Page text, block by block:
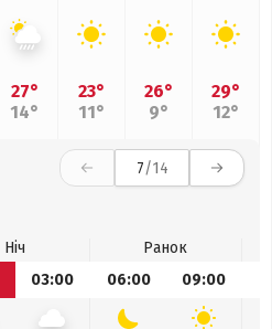
27°
14°
23°
11°
26°
9°
29°
12°
7/14
Ніч
Ранок
03:00 06:00 09:00